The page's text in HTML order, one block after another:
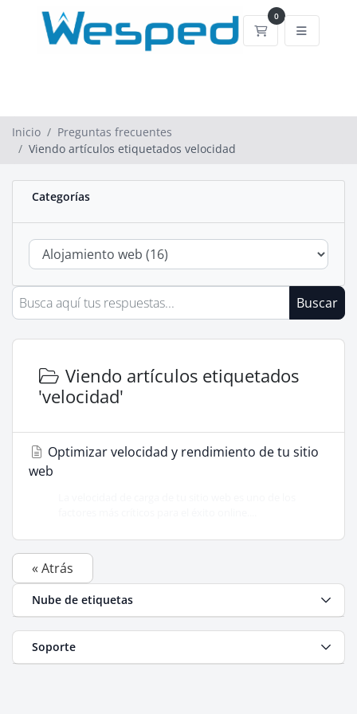
0
Carrito de
Inicio
Preguntas frecuentes
Viendo artículos etiquetados velocidad
Categorías
Buscar
Viendo artículos etiquetados
'velocidad'
Optimizar velocidad y rendimiento de tu sitio
web
« Atrás
Nube de etiquetas
Soporte